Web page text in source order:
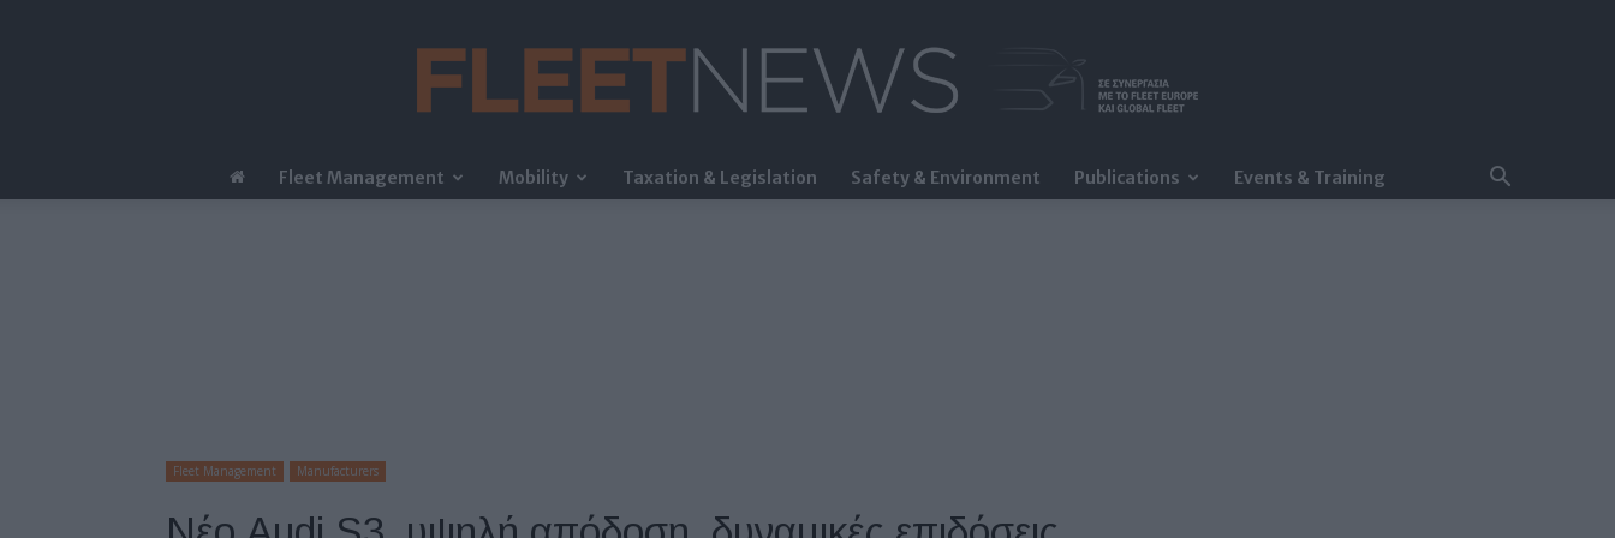
FleetNews
Fleet Management Mobility Taxation & Legislation Safety & Environment Publications Events & Training
Fleet Management Manufacturers